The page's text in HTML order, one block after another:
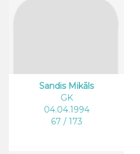
Sandis Mikāls
GK
04.04.1994
67 / 173